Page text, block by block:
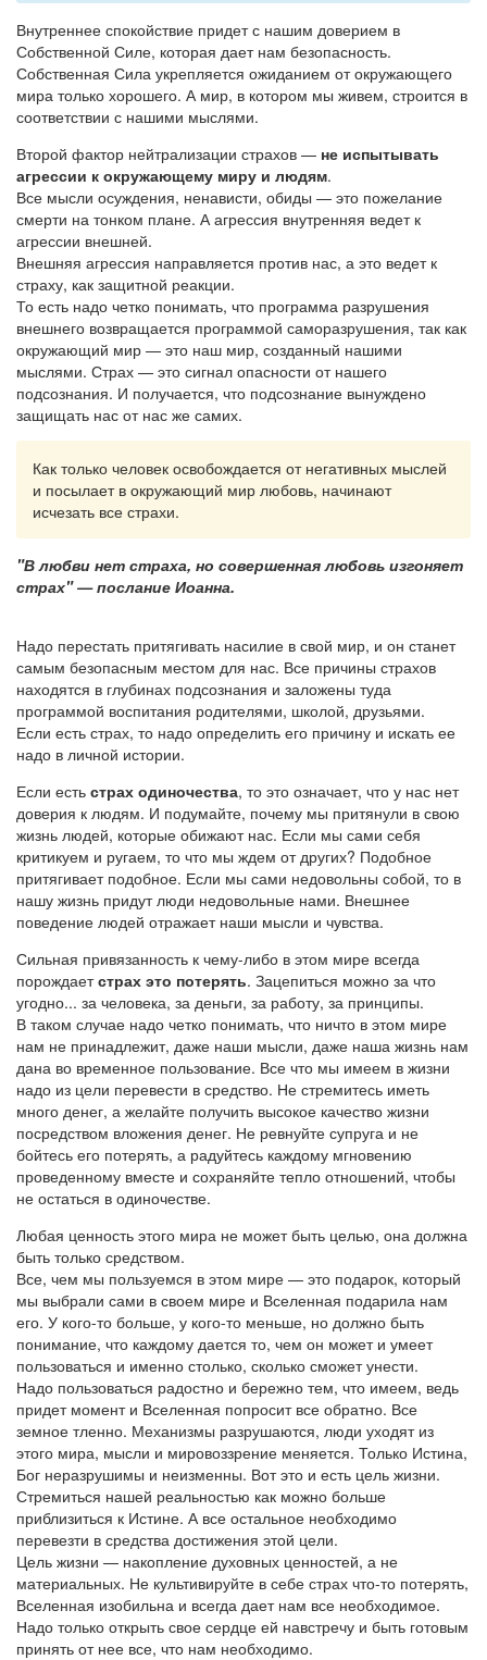
Внутреннее спокойствие придет с нашим доверием в
Собственной Силе, которая дает нам безопасность.
Собственная Сила укрепляется ожиданием от окружающего
мира только хорошего. А мир, в котором мы живем, строится в
соответствии с нашими мыслями.
Второй фактор нейтрализации страхов — не испытывать
агрессии к окружающему миру и людям.
Все мысли осуждения, ненависти, обиды — это пожелание
смерти на тонком плане. А агрессия внутренняя ведет к
агрессии внешней.
Внешняя агрессия направляется против нас, а это ведет к
страху, как защитной реакции.
То есть надо четко понимать, что программа разрушения
внешнего возвращается программой саморазрушения, так как
окружающий мир — это наш мир, созданный нашими
мыслями. Страх — это сигнал опасности от нашего
подсознания. И получается, что подсознание вынуждено
защищать нас от нас же самих.
Как только человек освобождается от негативных мыслей
и посылает в окружающий мир любовь, начинают
исчезать все страхи.
"В любви нет страха, но совершенная любовь изгоняет
страх" — послание Иоанна.
Надо перестать притягивать насилие в свой мир, и он станет
самым безопасным местом для нас. Все причины страхов
находятся в глубинах подсознания и заложены туда
программой воспитания родителями, школой, друзьями.
Если есть страх, то надо определить его причину и искать ее
надо в личной истории.
Если есть страх одиночества, то это означает, что у нас нет
доверия к людям. И подумайте, почему мы притянули в свою
жизнь людей, которые обижают нас. Если мы сами себя
критикуем и ругаем, то что мы ждем от других? Подобное
притягивает подобное. Если мы сами недовольны собой, то в
нашу жизнь придут люди недовольные нами. Внешнее
поведение людей отражает наши мысли и чувства.
Сильная привязанность к чему-либо в этом мире всегда
порождаетстрах это потерять. Зацепиться можно за что
угодно... за человека, за деньги, за работу, за принципы.
В таком случае надо четко понимать, что ничто в этом мире
нам не принадлежит, даже наши мысли, даже наша жизнь нам
дана во временное пользование. Все что мы имеем в жизни
надо из цели перевести в средство. Не стремитесь иметь
много денег, а желайте получить высокое качество жизни
посредством вложения денег. Не ревнуйте супруга и не
бойтесь его потерять, а радуйтесь каждому мгновению
проведенному вместе и сохраняйте тепло отношений, чтобы
не остаться в одиночестве.
Любая ценность этого мира не может быть целью, она должна
быть только средством.
Все, чем мы пользуемся в этом мире — это подарок, который
мы выбрали сами в своем мире и Вселенная подарила нам
его. У кого-то больше, у кого-то меньше, но должно быть
понимание, что каждому дается то, чем он может и умеет
пользоваться и именно столько, сколько сможет унести.
Надо пользоваться радостно и бережно тем, что имеем, ведь
придет момент и Вселенная попросит все обратно. Все
земное тленно. Механизмы разрушаются, люди уходят из
этого мира, мысли и мировоззрение меняется. Только Истина,
Бог неразрушимы и неизменны. Вот это и есть цель жизни.
Стремиться нашей реальностью как можно больше
приблизиться к Истине. А все остальное необходимо
перевезти в средства достижения этой цели.
Цель жизни — накопление духовных ценностей, а не
материальных. Не культивируйте в себе страх что-то потерять,
Вселенная изобильна и всегда дает нам все необходимое.
Надо только открыть свое сердце ей навстречу и быть готовым
принять от нее все, что нам необходимо.